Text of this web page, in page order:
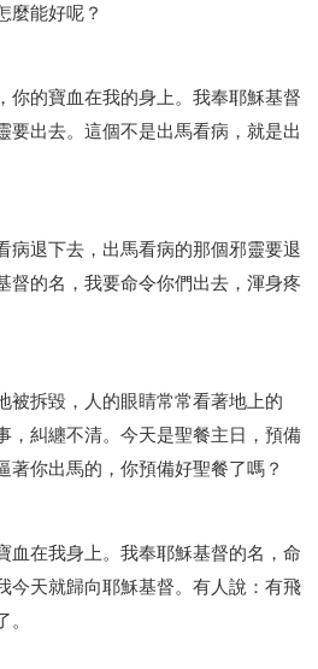
麼能好呢？
你的寶血在我的身上。我奉耶穌基督
要出去。這個不是出馬看病，就是出
病退下去，出馬看病的那個邪靈要退
督的名，我要命令你們出去，渾身疼
被拆毀，人的眼睛常常看著地上的
，糾纏不清。今天是聖餐主日，預備
著你出馬的，你預備好聖餐了嗎？
血在我身上。我奉耶穌基督的名，命
今天就歸向耶穌基督。有人說：有飛